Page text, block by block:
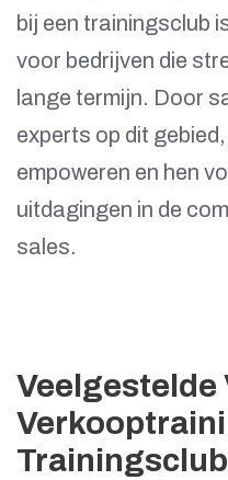
bij een trainingsclub
voor bedrijven die
lange termijn. Door
experts op dit
empoweren en hen
uitdagingen in de
sales.
Veelgestelde